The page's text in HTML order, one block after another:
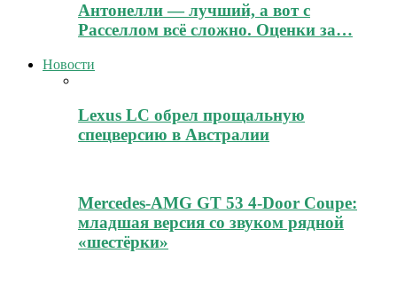
Антонелли — лучший, а вот с
Расселлом всё сложно. Оценки за…
Новости
Lexus LC обрел прощальную
спецверсию в Австралии
Mercedes-AMG GT 53 4-Door Coupe:
младшая версия со звуком рядной
«шестёрки»